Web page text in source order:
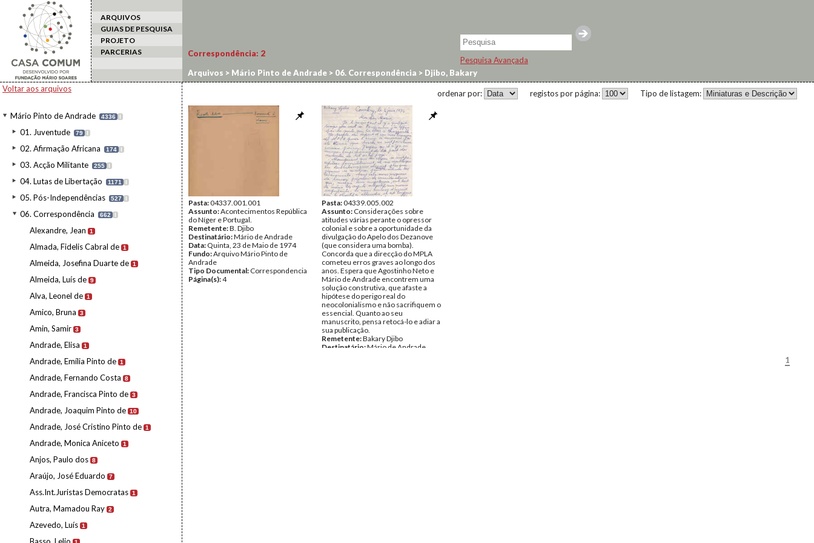
ARQUIVOS
GUIAS DE PESQUISA
PROJETO
PARCERIAS
Pesquisa Avançada
Voltar aos arquivos
Mário Pinto de Andrade 4336 I
01. Juventude 79 I
02. Afirmação Africana 174 I
03. Acção Militante 255 I
04. Lutas de Libertação 1171 I
05. Pós-Independências 527 I
06. Correspondência 662 I
Alexandre, Jean 1
Almada, Fidelis Cabral de 1
Almeida, Josefina Duarte de 1
Almeida, Luís de 9
Alva, Leonel de 1
Amico, Bruna 3
Amin, Samir 3
Andrade, Elisa 1
Andrade, Emília Pinto de 1
Andrade, Fernando Costa 8
Andrade, Francisca Pinto de 3
Andrade, Joaquim Pinto de 10
Andrade, José Cristino Pinto de 1
Andrade, Monica Aniceto 1
Anjos, Paulo dos 8
Araújo, José Eduardo 7
Ass.Int.Juristas Democratas 1
Autra, Mamadou Ray 2
Azevedo, Luís 1
Correspondência: 2
Arquivos > Mário Pinto de Andrade > 06. Correspondência > Djibo, Bakary
Tipo de listagem:
registos por página:
ordenar por:
Pasta:04337.001.001
Assunto:Acontecimentos República
do Níger e Portugal.
Remetente:B. Djibo
Destinatário:Mário de Andrade
Data: Quinta, 23 de Maio de 1974
Fundo:Arquivo Mário Pinto de
Andrade
Tipo Documental: Correspondencia
Página(s):4
Pasta:04339.005.002
Assunto: Considerações sobre
atitudes várias perante o opressor
colonial e sobre a oportunidade da
divulgação do Apelo dos Dezanove
(que considera uma bomba).
Concorda que a direcção do MPLA
cometeu erros graves ao longo dos
anos. Espera que Agostinho Neto e
Mário de Andrade encontrem uma
solução construtiva, que afaste a
hipótese do perigo real do
neocolonialismo e não sacrifiquem o
essencial. Quanto ao seu
manuscrito, pensa retocá-lo e adiar a
sua publicação.
Remetente:Bakary Djibo
Destinatário:Mário de Andrade
1